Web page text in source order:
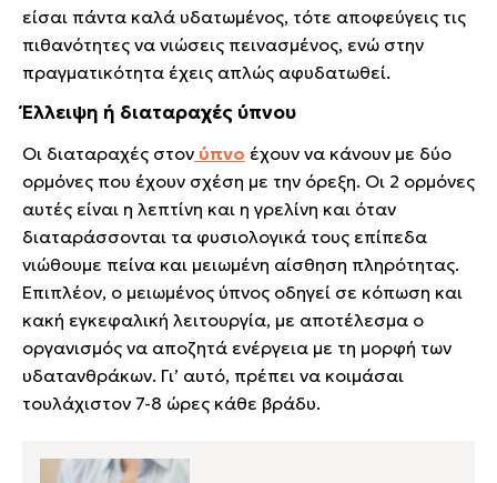
είσαι πάντα καλά υδατωμένος, τότε αποφεύγεις τις
πιθανότητες να νιώσεις πεινασμένος, ενώ στην
πραγματικότητα έχεις απλώς αφυδατωθεί.
Έλλειψη ή διαταραχές ύπνου
Οι διαταραχές στον ύπνο έχουν να κάνουν με δύο
ορμόνες που έχουν σχέση με την όρεξη. Οι 2 ορμόνες
αυτές είναι η λεπτίνη και η γρελίνη και όταν
διαταράσσονται τα φυσιολογικά τους επίπεδα
νιώθουμε πείνα και μειωμένη αίσθηση πληρότητας.
Επιπλέον, ο μειωμένος ύπνος οδηγεί σε κόπωση και
κακή εγκεφαλική λειτουργία, με αποτέλεσμα ο
οργανισμός να αποζητά ενέργεια με τη μορφή των
υδατανθράκων. Γι’ αυτό, πρέπει να κοιμάσαι
τουλάχιστον 7-8 ώρες κάθε βράδυ.